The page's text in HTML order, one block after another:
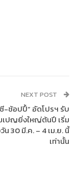
กล่าวว่า จาก
คโรนา 2019
ากการจ้างงาน บาง
ชาติมีความห่วงใย
มาตรการช่วยเหลือ
บคุณภาพชีวิตของผู้
นี้ การเคหะแห่ง
NEXT POST
-ช้อปปี้” อัดโปรฯ รับ
เปญยิ่งใหญ่ต้นปี เริ่ม
น 30 มี.ค. – 4 เม.ย. นี้
เท่านั้น